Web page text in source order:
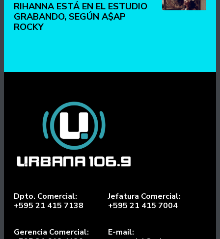
RIHANNA ESTÁ EN EL ESTUDIO
GRABANDO, SEGÚN A$AP
ROCKY
Dpto. Comercial:
+595 21 415 7138
Jefatura Comercial:
+595 21 415 7004
Gerencia Comercial:
E-mail: